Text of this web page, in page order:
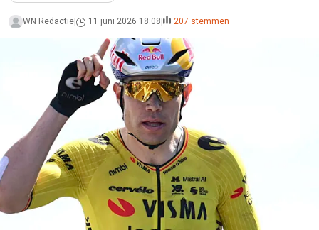
WN Redactie 11 juni 2026 18:08 207 stemmen